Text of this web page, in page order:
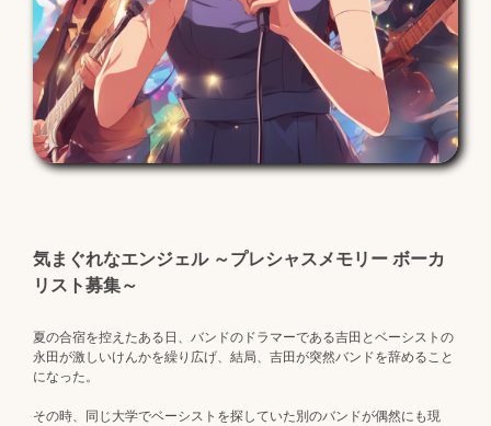
気まぐれなエンジェル ～プレシャスメモリー ボーカ
リスト募集～
夏の合宿を控えたある日、バンドのドラマーである吉田とベーシストの
永田が激しいけんかを繰り広げ、結局、吉田が突然バンドを辞めること
になった。
その時、同じ大学でベーシストを探していた別のバンドが偶然にも現